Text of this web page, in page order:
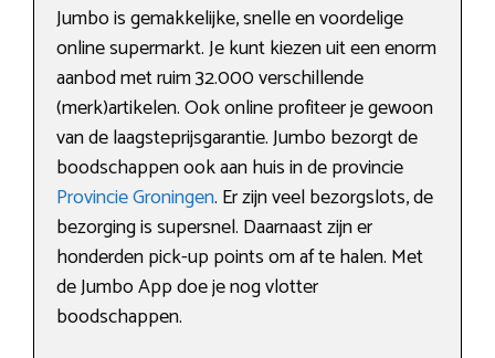
Jumbo is gemakkelijke, snelle en voordelige
online supermarkt. Je kunt kiezen uit een enorm
aanbod met ruim 32.000 verschillende
(merk)artikelen. Ook online profiteer je gewoon
van de laagsteprijsgarantie. Jumbo bezorgt de
boodschappen ook aan huis in de provincie
Provincie Groningen. Er zijn veel bezorgslots, de
bezorging is supersnel. Daarnaast zijn er
honderden pick-up points om af te halen. Met
de Jumbo App doe je nog vlotter
boodschappen.